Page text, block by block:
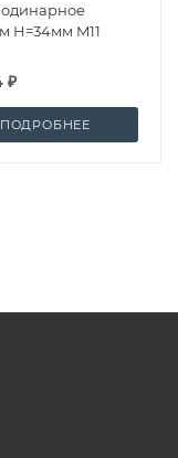
D=27мм H=34мм M11
₽
ПОДРОБНЕЕ